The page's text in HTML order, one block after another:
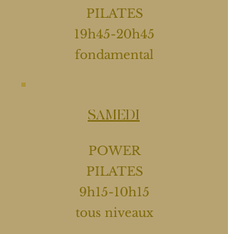
PILATES
19h45-20h45
fondamental
SAMEDI
POWER
PILATES
9h15-10h15
tous niveaux